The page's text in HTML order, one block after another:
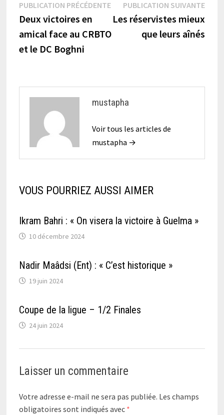
Navigation
de
l’article
PUBLICATION PRÉCÉDENTEPublication
précédente :
Deux victoires en
amical face au CRBTO
et le DC Boghni
PUBLICATION SUIVANTE
Les réservistes mieux
que leurs aînés
mustapha
Voir tous les articles de
mustapha →
VOUS POURRIEZ AUSSI AIMER
Ikram Bahri : « On visera la victoire à Guelma »
10 décembre 2024
Nadir Maâdsi (Ent) : « C’est historique »
19 juin 2024
Coupe de la ligue – 1/2 Finales
24 juin 2024
Laisser un commentaire
Votre adresse e-mail ne sera pas publiée. Les champs
obligatoires sont indiqués avec *